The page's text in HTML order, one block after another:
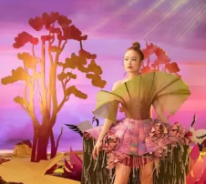
cho tuổi ô mai.